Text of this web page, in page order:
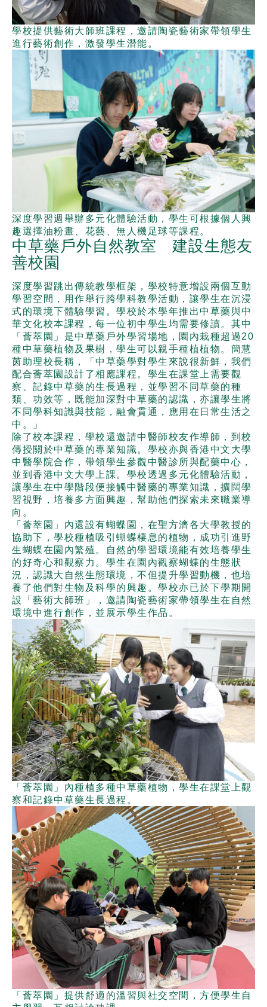
學校提供藝術大師班課程，邀請陶瓷藝術家帶領學生
進行藝術創作，激發學生潛能。
深度學習週舉辦多元化體驗活動，學生可根據個人興
趣選擇油粉畫、花藝、無人機足球等課程。
中草藥戶外自然教室 建設生態友
善校園
深度學習跳出傳統教學框架，學校特意增設兩個互動
學習空間，用作舉行跨學科教學活動，讓學生在沉浸
式的環境下體驗學習。學校於本學年推出中草藥與中
華文化校本課程，每一位初中學生均需要修讀。其中
「薈萃園」是中草藥戶外學習場地，園內栽種超過20
種中草藥植物及果樹，學生可以親手種植植物。簡慧
茵助理校長稱，「中草藥學對學生來說很新鮮，我們
配合薈萃園設計了相應課程。學生在課堂上需要觀
察、記錄中草藥的生長過程，並學習不同草藥的種
類、功效等，既能加深對中草藥的認識，亦讓學生將
不同學科知識與技能，融會貫通，應用在日常生活之
中。」
除了校本課程，學校還邀請中醫師校友作導師，到校
傳授關於中草藥的專業知識。學校亦與香港中文大學
中醫學院合作，帶領學生參觀中醫診所與配藥中心，
並到香港中文大學上課。學校透過多元化體驗活動，
讓學生在中學階段便接觸中醫藥的專業知識，擴闊學
習視野，培養多方面興趣，幫助他們探索未來職業導
向。
「薈萃園」內還設有蝴蝶園，在聖方濟各大學教授的
協助下，學校種植吸引蝴蝶棲息的植物，成功引進野
生蝴蝶在園內繁殖。自然的學習環境能有效培養學生
的好奇心和觀察力。學生在園內觀察蝴蝶的生態狀
況，認識大自然生態環境，不但提升學習動機，也培
養了他們對生物及科學的興趣。學校亦已於下學期開
設「藝術大師班」，邀請陶瓷藝術家帶領學生在自然
環境中進行創作，並展示學生作品。
「薈萃園」內種植多種中草藥植物，學生在課堂上觀
察和記錄中草藥生長過程。
「薈萃園」提供舒適的溫習與社交空間，方便學生自